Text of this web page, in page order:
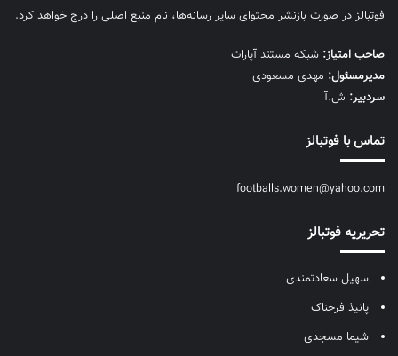
فوتبالز در صورت بازنشر محتوای سایر رسانه‌ها، نام منبع اصلی را درج خواهد کرد.
صاحب امتیاز: شبکه مستند آپارات
مديرمسئول: مهدی مسعودی
سردبیر: ش.آ
تماس با فوتبالز
footballs.women@yahoo.com
تحریریه فوتبالز
سهیل سعادتمندی
پانیذ فرحناک
شیما مسجدی